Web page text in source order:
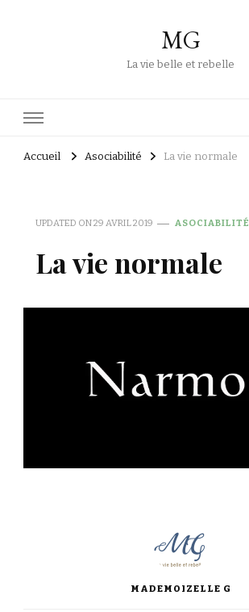
MG
La vie belle et rebelle
Accueil Asociabilité La vie normale
UPDATED ON29 AVRIL 2019 ASOCIABILITÉ
La vie normale
MADEMOIZELLE G